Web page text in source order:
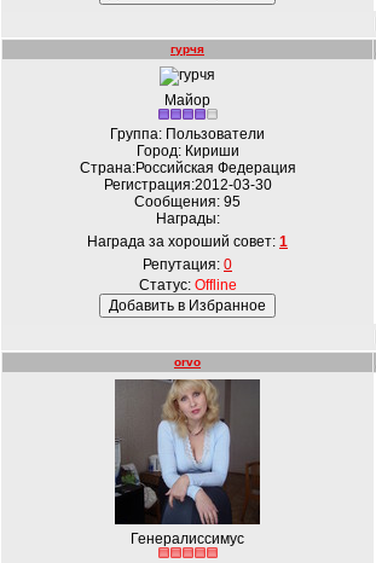
гурчя
Майор
Группа: Пользователи
Город: Кириши
Страна:Российская Федерация
Регистрация:2012-03-30
Сообщения: 95
Награды:
Награда за хороший совет: 1
Репутация: 0
Статус: Offline
orvo
Генералиссимус